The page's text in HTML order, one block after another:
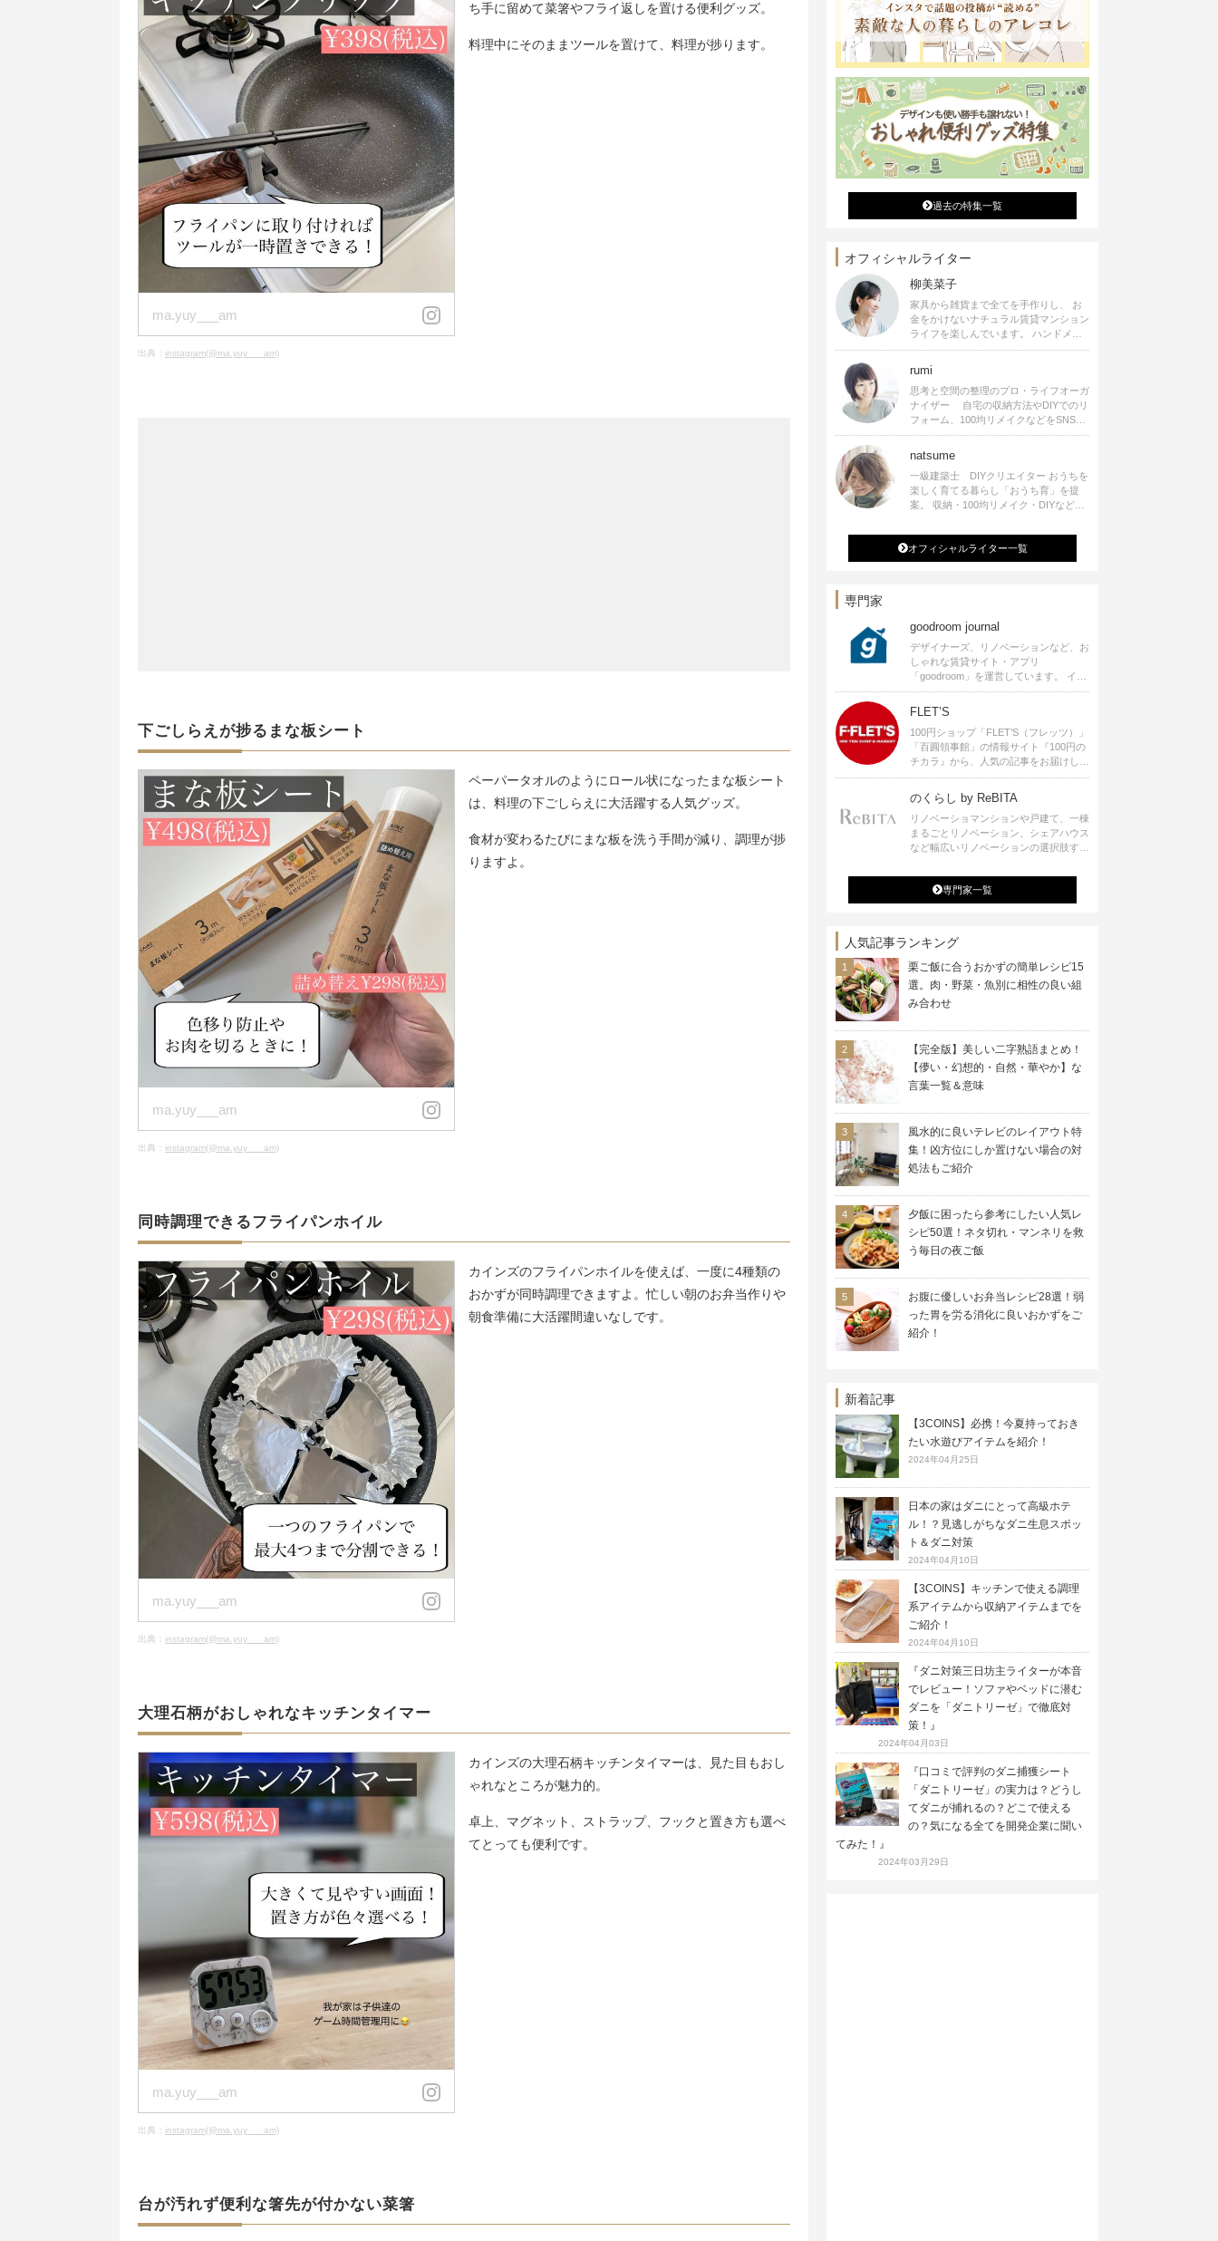
ma.yuy___am
出典： instagram(@ma.yuy___am)
ち手に留めて菜箸やフライ返しを置ける便利グッズ。
料理中にそのままツールを置けて、料理が捗ります。
下ごしらえが捗るまな板シート
ma.yuy___am
出典： instagram(@ma.yuy___am)
ペーパータオルのようにロール状になったまな板シート
は、料理の下ごしらえに大活躍する人気グッズ。
食材が変わるたびにまな板を洗う手間が減り、調理が捗
りますよ。
同時調理できるフライパンホイル
ma.yuy___am
出典： instagram(@ma.yuy___am)
カインズのフライパンホイルを使えば、一度に4種類の
おかずが同時調理できますよ。忙しい朝のお弁当作りや
朝食準備に大活躍間違いなしです。
大理石柄がおしゃれなキッチンタイマー
ma.yuy___am
出典： instagram(@ma.yuy___am)
カインズの大理石柄キッチンタイマーは、見た目もおし
ゃれなところが魅力的。
卓上、マグネット、ストラップ、フックと置き方も選べ
てとっても便利です。
台が汚れず便利な箸先が付かない菜箸
過去の特集一覧
オフィシャルライター
柳美菜子
家具から雑貨まで全てを手作りし、 お
金をかけないナチュラル賃貸マンション
ライフを楽しんでいます。 ハンドメイ
ド雑貨やインテリアに関する著書も出
ます。
rumi
思考と空間の整理のプロ・ライフオーガ
ナイザー 自宅の収納方法やDIYでのリ
フォーム、100均リメイクなどをSNSで
公開中。 収納やリメイク、インテリア
シピ提供、店舗プロデュース 2016年９
月に宝島社より【Rumiのおうち時間を
楽しむインテリア】を出版しました。
natsume
一級建築士 DIYクリエイター おうちを
楽しく育てる暮らし「おうち育」を提
案。 収納・100均リメイク・DIYなどお
発信中。 著書 なつめさんちの新しい
のになつかしいアンティークな部屋つく
り 雑誌掲載・TV出演・コラム執筆・
オフィシャルライター一覧
専門家
goodroom journal
デザイナーズ、リノベーションなど、お
しゃれな賃貸サイト・アプリ
「goodroom」を運営しています。 イン
テリアや、ひとり暮らし、ふたり暮らし
のアイディアなど、賃貸でも自分らしい
暮らしを楽しむためのヒントをお届けし
ます。
FLET’S
100円ショップ「FLET’S（フレッツ）」
「百圓領事館」の情報サイト『100円の
チカラ』から、人気の記事をお届けしま
す。
のくらし by ReBITA
リノベーショマンションや戸建て、一棟
まるごとリノベーション、シェアハウス
など幅広いリノベーションの選択肢すべ
ジ・シェアスペースなど、「住む」だけ
ではなく「働く」「遊ぶ」「学ぶ」「旅
する」といった領域でも、暮らしや生き
専門家一覧
人気記事ランキング
栗ご飯に合うおかずの簡単レシピ15
選。肉・野菜・魚別に相性の良い組
み合わせ
【完全版】美しい二字熟語まとめ！
【儚い・幻想的・自然・華やか】な
言葉一覧＆意味
風水的に良いテレビのレイアウト特
集！凶方位にしか置けない場合の対
処法もご紹介
夕飯に困ったら参考にしたい人気レ
シピ50選！ネタ切れ・マンネリを救
う毎日の夜ご飯
お腹に優しいお弁当レシピ28選！弱
った胃を労る消化に良いおかずをご
紹介！
新着記事
【3COINS】必携！今夏持っておき
たい水遊びアイテムを紹介！
2024年04月25日
日本の家はダニにとって高級ホテ
ル！？見逃しがちなダニ生息スポッ
ト＆ダニ対策
2024年04月10日
【3COINS】キッチンで使える調理
系アイテムから収納アイテムまでを
ご紹介！
2024年04月10日
『ダニ対策三日坊主ライターが本音
でレビュー！ソファやベッドに潜む
ダニを「ダニトリーゼ」で徹底対
策！』
2024年04月03日
『口コミで評判のダニ捕獲シート
「ダニトリーゼ」の実力は？どうし
てダニが捕れるの？どこで使える
の？気になる全てを開発企業に聞い
てみた！』
2024年03月29日